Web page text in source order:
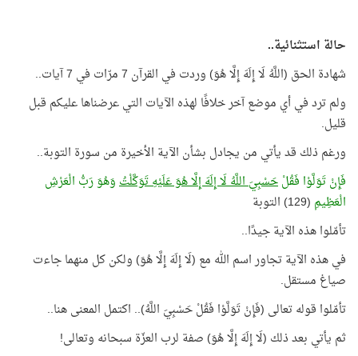
حالة استثنائية..
شهادة الحق (اللَّهُ لَا إِلَهَ إِلَّا هُوَ) وردت في القرآن 7 مرّات في 7 آيات..
ولم ترد في أي موضع آخر خلافًا لهذه الآيات التي عرضناها عليكم قبل
قليل.
ورغم ذلك قد يأتي من يجادل بشأن الآية الأخيرة من سورة التوبة..
فَإِنْ تَوَلَّوْا فَقُلْحَسْبِيَ اللَّهُ لَا إِلَهَ إِلَّا هُوَ عَلَيْهِ تَوَكَّلْتُوَهُوَ رَبُّ الْعَرْشِ
الْعَظِيمِ (129) التوبة
تأمّلوا هذه الآية جيدًا..
في هذه الآية تجاور اسم الله مع (لَا إِلَهَ إِلَّا هُوَ) ولكن كل منهما جاءت
صياغ مستقل.
تأمّلوا قوله تعالى (فَإِنْ تَوَلَّوْا فَقُلْ حَسْبِيَ اللَّهُ).. اكتمل المعنى هنا..
ثم يأتي بعد ذلك (لَا إِلَهَ إِلَّا هُوَ) صفة لرب العزّة سبحانه وتعالى!